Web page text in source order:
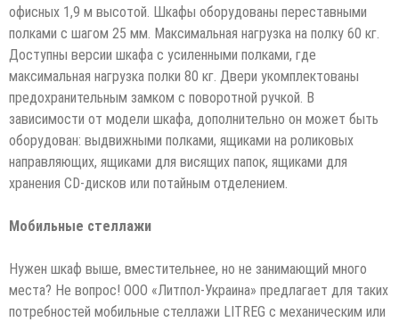
офисных 1,9 м высотой. Шкафы оборудованы переставными
полками с шагом 25 мм. Максимальная нагрузка на полку 60 кг.
Доступны версии шкафа с усиленными полками, где
максимальная нагрузка полки 80 кг. Двери укомплектованы
предохранительным замком с поворотной ручкой. В
зависимости от модели шкафа, дополнительно он может быть
оборудован: выдвижными полками, ящиками на роликовых
направляющих, ящиками для висящих папок, ящиками для
хранения CD-дисков или потайным отделением.
Мобильные стеллажи
Нужен шкаф выше, вместительнее, но не занимающий много
места? Не вопрос! ООО «Литпол-Украина» предлагает для таких
потребностей мобильные стеллажи LITREG с механическим или